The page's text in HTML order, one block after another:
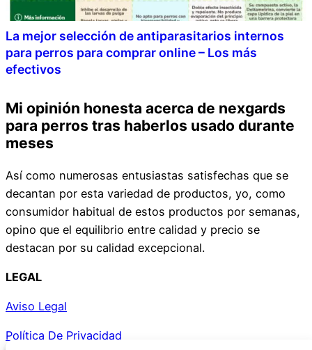
La mejor selección de antiparasitarios internos
para perros para comprar online – Los más
efectivos
Mi opinión honesta acerca de nexgards
para perros tras haberlos usado durante
meses
Así como numerosas entusiastas satisfechas que se
decantan por esta variedad de productos, yo, como
consumidor habitual de estos productos por semanas,
opino que el equilibrio entre calidad y precio se
destacan por su calidad excepcional.
LEGAL
Aviso Legal
Política De Privacidad